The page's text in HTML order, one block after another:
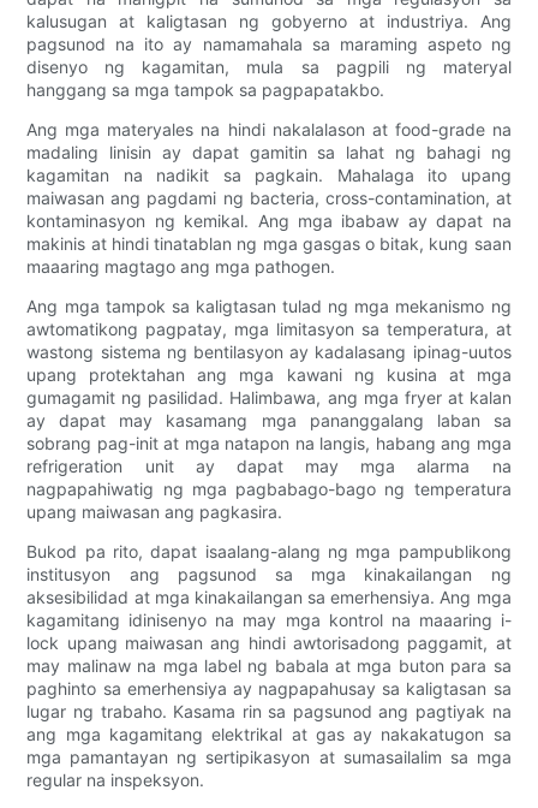
kalusugan at kaligtasan ng gobyerno at industriya. Ang
pagsunod na ito ay namamahala sa maraming aspeto ng
disenyo ng kagamitan, mula sa pagpili ng materyal
hanggang sa mga tampok sa pagpapatakbo.
Ang mga materyales na hindi nakalalason at food-grade na
madaling linisin ay dapat gamitin sa lahat ng bahagi ng
kagamitan na nadikit sa pagkain. Mahalaga ito upang
maiwasan ang pagdami ng bacteria, cross-contamination, at
kontaminasyon ng kemikal. Ang mga ibabaw ay dapat na
makinis at hindi tinatablan ng mga gasgas o bitak, kung saan
maaaring magtago ang mga pathogen.
Ang mga tampok sa kaligtasan tulad ng mga mekanismo ng
awtomatikong pagpatay, mga limitasyon sa temperatura, at
wastong sistema ng bentilasyon ay kadalasang ipinag-uutos
upang protektahan ang mga kawani ng kusina at mga
gumagamit ng pasilidad. Halimbawa, ang mga fryer at kalan
ay dapat may kasamang mga pananggalang laban sa
sobrang pag-init at mga natapon na langis, habang ang mga
refrigeration unit ay dapat may mga alarma na
nagpapahiwatig ng mga pagbabago-bago ng temperatura
upang maiwasan ang pagkasira.
Bukod pa rito, dapat isaalang-alang ng mga pampublikong
institusyon ang pagsunod sa mga kinakailangan ng
aksesibilidad at mga kinakailangan sa emerhensiya. Ang mga
kagamitang idinisenyo na may mga kontrol na maaaring i-
lock upang maiwasan ang hindi awtorisadong paggamit, at
may malinaw na mga label ng babala at mga buton para sa
paghinto sa emerhensiya ay nagpapahusay sa kaligtasan sa
lugar ng trabaho. Kasama rin sa pagsunod ang pagtiyak na
ang mga kagamitang elektrikal at gas ay nakakatugon sa
mga pamantayan ng sertipikasyon at sumasailalim sa mga
regular na inspeksyon.